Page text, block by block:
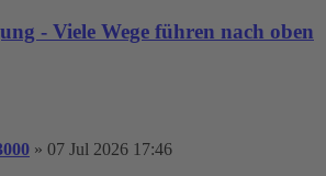
- Viele Wege führen nach oben
» 07 Jul 2026 17:46